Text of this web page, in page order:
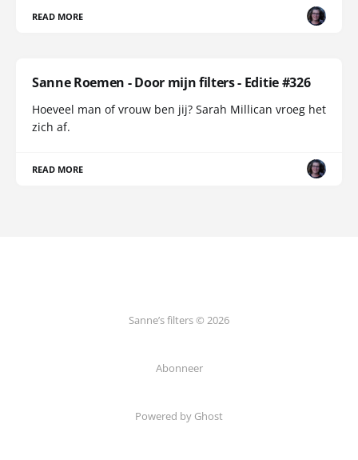
READ MORE
Sanne Roemen - Door mijn filters - Editie #326
Hoeveel man of vrouw ben jij? Sarah Millican vroeg het
zich af.
READ MORE
Sanne’s filters © 2026
Abonneer
Powered by Ghost